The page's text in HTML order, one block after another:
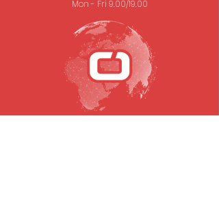
Mon - Fri 9.00/19.00